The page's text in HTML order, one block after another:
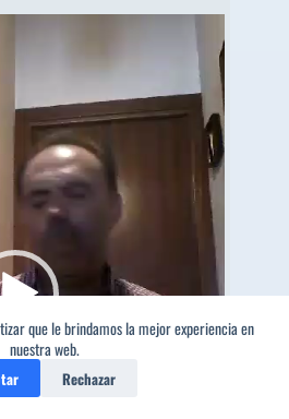
que le brindamos la mejor experiencia en
nuestra web.
Rechazar